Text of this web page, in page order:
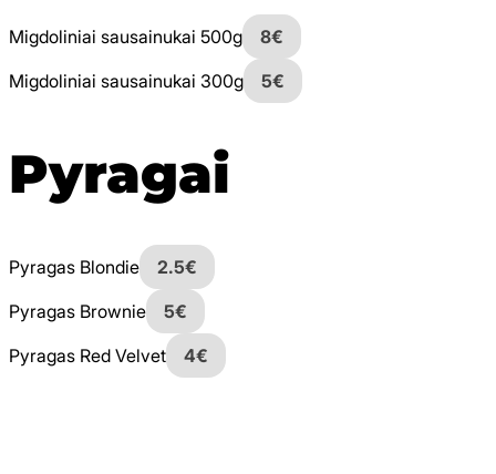
Migdoliniai sausainukai 500g
8€
Migdoliniai sausainukai 300g
5€
Pyragai
Pyragas Blondie
2.5€
Pyragas Brownie
5€
Pyragas Red Velvet
4€